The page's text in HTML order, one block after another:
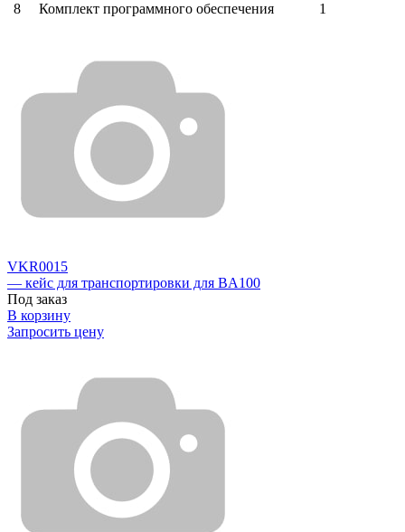
8 Комплект программного обеспечения 1
VKR0015
— кейс для транспортировки для BA100
Под заказ
В корзину
Запросить цену